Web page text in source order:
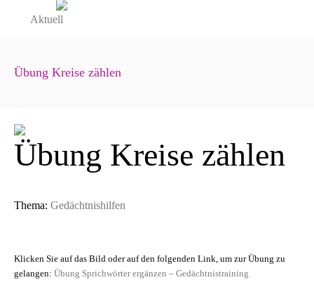
Aktuell
Übung Kreise zählen
Übung Kreise zählen
Thema: Gedächtnishilfen
Klicken Sie auf das Bild oder auf den folgenden Link, um zur Übung zu
gelangen: Übung Sprichwörter ergänzen – Gedächtnistraining